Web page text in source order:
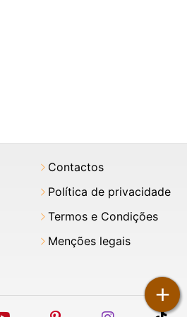
+
Contactos
Política de privacidade
Termos e Condições
Menções legais